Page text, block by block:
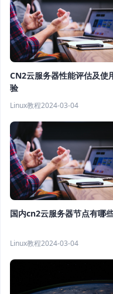
CN2云服务器性能评估及使
验
Linux教程2024-03-04
国内cn2云服务器节点有哪
Linux教程2024-03-04